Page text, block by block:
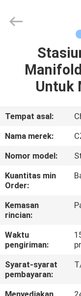
RUMAH
PRODUK
VIDEO
KAMI
PABRIK
KONTROL
KUALITAS
HUBUNGI
EQUIPMENT
CO.,LTD.
Untuk
Tempat asal:
Nama merek:
Nomor model:
Kuantitas min
Order:
Kemasan
rincian:
Waktu
pengiriman:
Syarat-syarat
pembayaran: